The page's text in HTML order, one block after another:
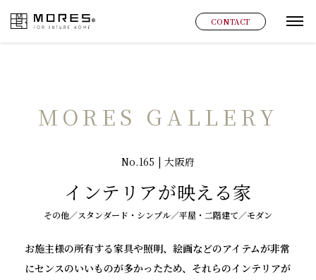
MORES CONTACT グ
MORES GALLERY
No.165 | 大阪府
インテリアが映える家
その他／スタンダード・シンプル／平屋・二階建て／モダン
お施主様の所有する家具や照明、絵画などのアイテムが非常
にセンスのいいものが多かったため、それらのインテリアが